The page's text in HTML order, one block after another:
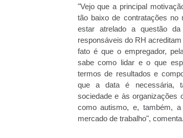
"Vejo que a principal
tão baixo de contratações no
estar atrelado a questão da
responsáveis do RH
fato é que o empregador,
sabe como lidar e o que
termos de resultados e
que a data é necessária,
sociedade e às organizações
como autismo, e, também,
mercado de trabalho", comenta.